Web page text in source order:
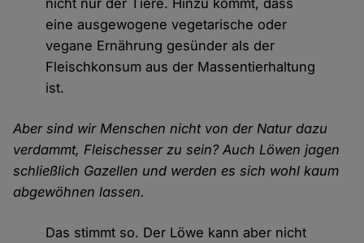
nicht nur der Tiere. Hinzu kommt, dass
eine ausgewogene vegetarische oder
vegane Ernährung gesünder als der
Fleischkonsum aus der Massentierhaltung
ist.
Aber sind wir Menschen nicht von der Natur dazu
verdammt, Fleischesser zu sein? Auch Löwen jagen
schließlich Gazellen und werden es sich wohl kaum
abgewöhnen lassen.
Das stimmt so. Der Löwe kann aber nicht